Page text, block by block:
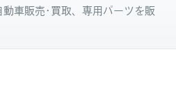
車販売･買取、専用パーツを販